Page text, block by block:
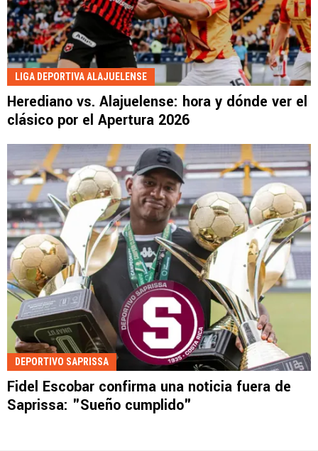
LIGA DEPORTIVA ALAJUELENSE
Herediano vs. Alajuelense: hora y dónde ver el
clásico por el Apertura 2026
DEPORTIVO SAPRISSA
Fidel Escobar confirma una noticia fuera de
Saprissa: "Sueño cumplido"